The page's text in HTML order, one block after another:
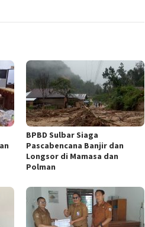
BPBD Sulbar Siaga
Pascabencana Banjir dan
Longsor di Mamasa dan
Polman